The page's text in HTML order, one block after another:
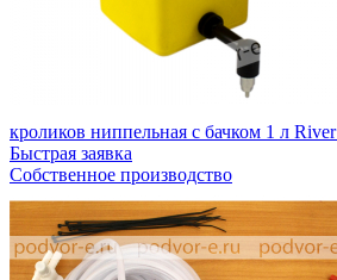
кроликов ниппельная с бачком 1 л River
Быстрая заявка
Собственное производство